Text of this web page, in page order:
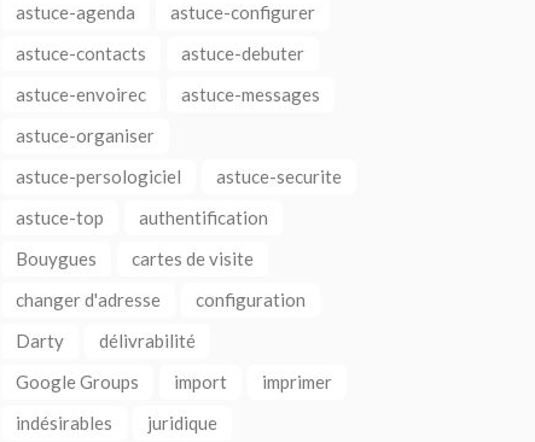
astuce-agenda
astuce-configurer
astuce-contacts
astuce-debuter
astuce-envoirec
astuce-messages
astuce-organiser
astuce-persologiciel
astuce-securite
astuce-top
authentification
Bouygues
cartes de visite
changer d'adresse
configuration
Darty
délivrabilité
Google Groups
import
imprimer
indésirables
juridique